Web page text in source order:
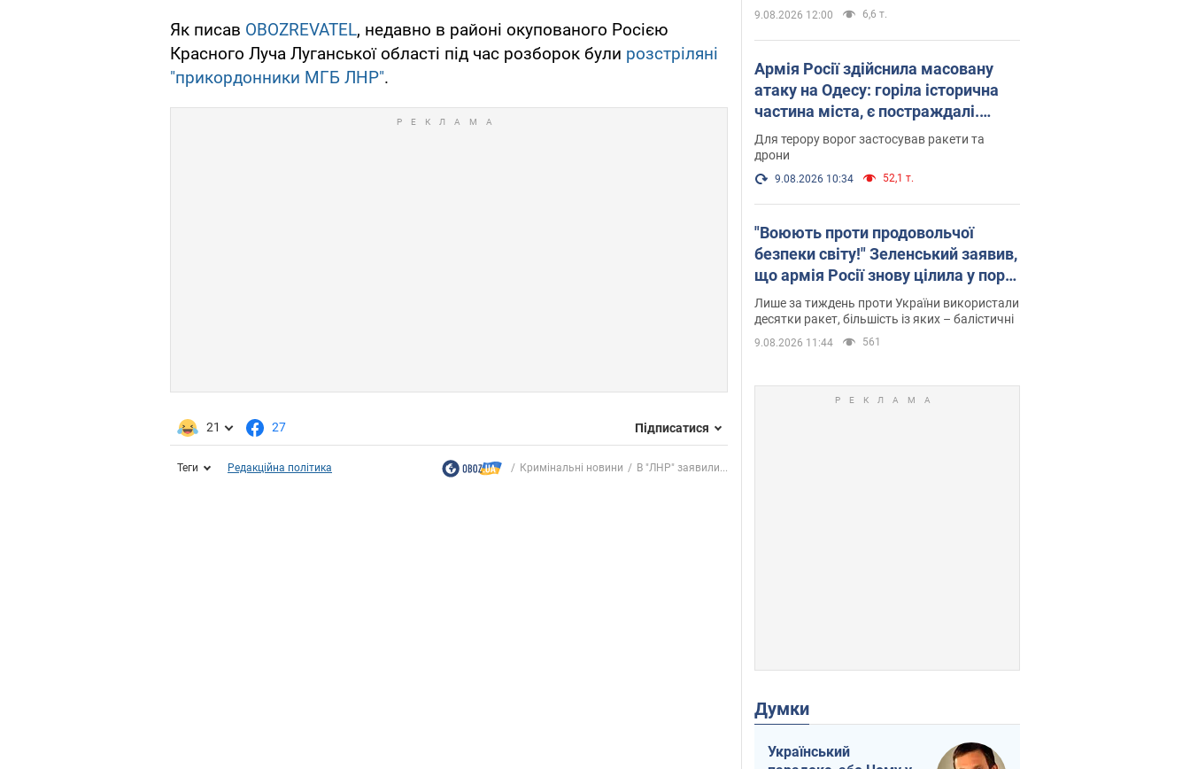
Як писав OBOZREVATEL, недавно в районі окупованого Росією
Красного Луча Луганської області під час розборок були розстріляні
"прикордонники МГБ ЛНР".
21 27 Підписатися
Теги Редакційна політика Кримінальні новини В "ЛНР" заявили...
9.08.2026 12:00 6,6 т.
Армія Росії здійснила масовану
атаку на Одесу: горіла історична
частина міста, є постраждалі.
Фото та відео
Для терору ворог застосував ракети та
дрони
9.08.2026 10:34 52,1 т.
"Воюють проти продовольчої
безпеки світу!" Зеленський заявив,
що армія Росії знову цілила у порт
в Одесі
Лише за тиждень проти України використали
десятки ракет, більшість із яких – балістичні
9.08.2026 11:44 561
Думки
Український